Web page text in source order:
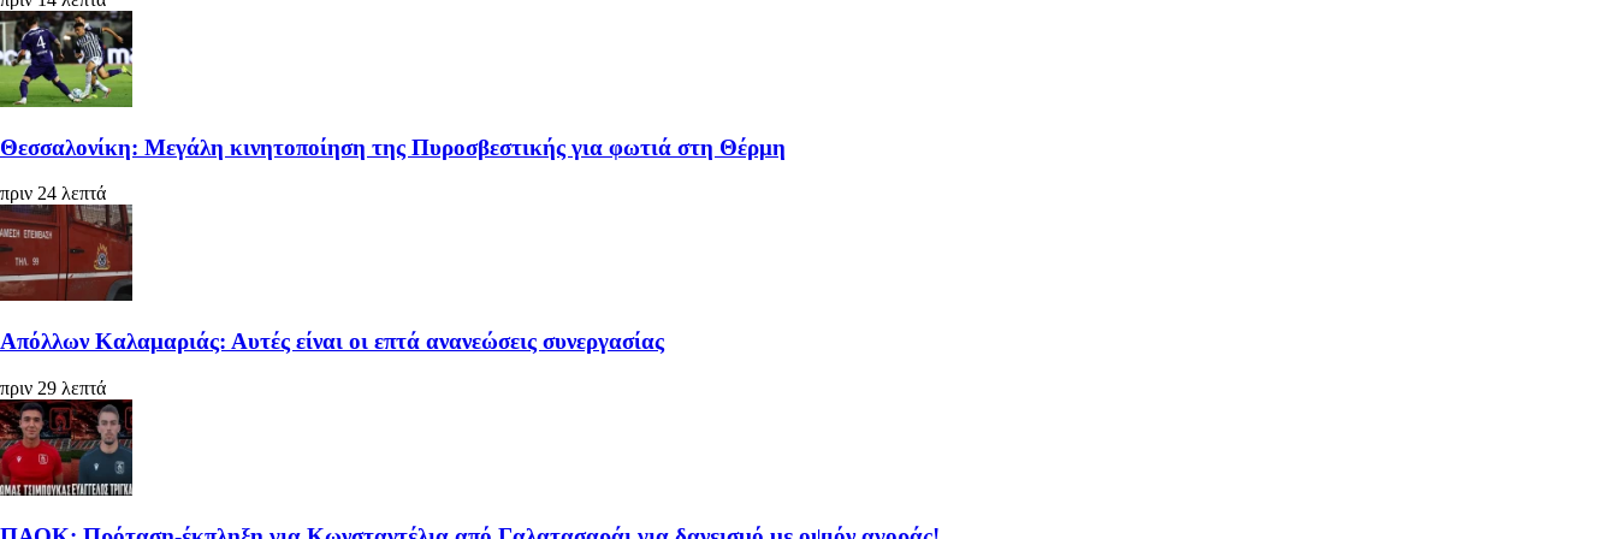
Θεσσαλονίκη: Μεγάλη κινητοποίηση της Πυροσβεστικής για φωτιά στη Θέρμη
πριν 24 λεπτά
Απόλλων Καλαμαριάς: Αυτές είναι οι επτά ανανεώσεις συνεργασίας
πριν 29 λεπτά